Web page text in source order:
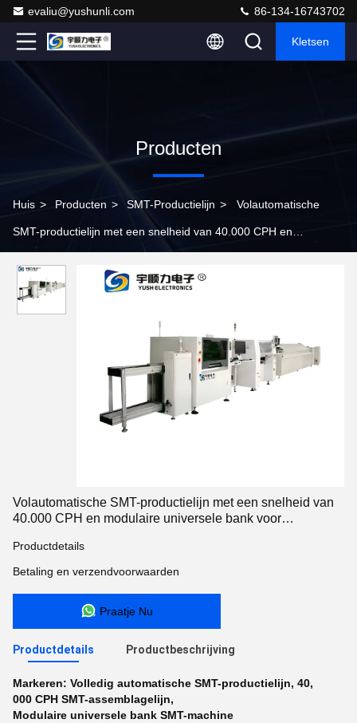
evaliu@yushunli.com 86-134-16743702
Kletsen
Producten
Huis > Producten > SMT-Productielijn > Volautomatische
SMT-productielijn met een snelheid van 40.000 CPH en
Volautomatische SMT-productielijn met een snelheid van
40.000 CPH en modulaire universele bank voor
Productdetails
Betaling en verzendvoorwaarden
Praatje Nu
Productdetails Productbeschrijving
Markeren: Volledig automatische SMT-productielijn, 40,
000 CPH SMT-assemblagelijn,
Modulaire universele bank SMT-machine